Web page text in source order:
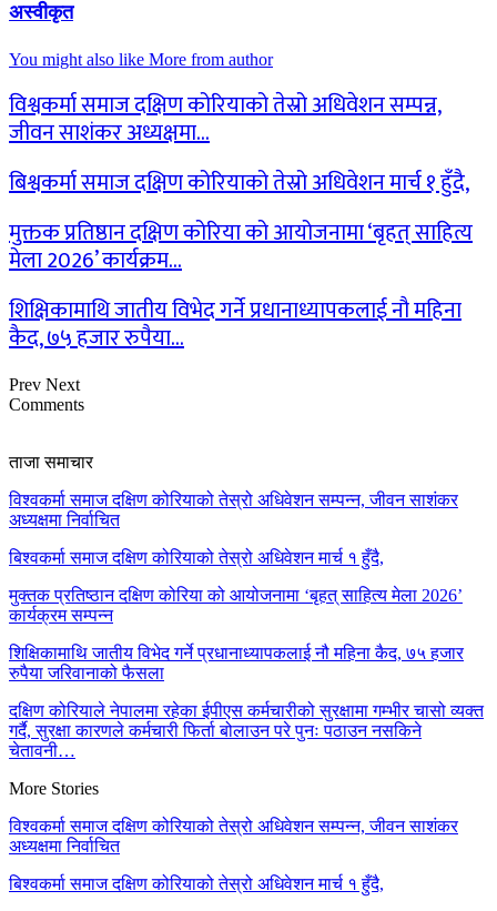
अस्वीकृत
You might also like More from author
विश्वकर्मा समाज दक्षिण कोरियाको तेस्रो अधिवेशन सम्पन्न,
जीवन साशंकर अध्यक्षमा…
बिश्वकर्मा समाज दक्षिण कोरियाको तेस्रो अधिवेशन मार्च १ हुँदै,
मुक्तक प्रतिष्ठान दक्षिण कोरिया को आयोजनामा ‘बृहत् साहित्य
मेला 2026’ कार्यक्रम…
शिक्षिकामाथि जातीय विभेद गर्ने प्रधानाध्यापकलाई नौ महिना
कैद, ७५ हजार रुपैया…
Prev Next
Comments
ताजा समाचार
विश्वकर्मा समाज दक्षिण कोरियाको तेस्रो अधिवेशन सम्पन्न, जीवन साशंकर
अध्यक्षमा निर्वाचित
बिश्वकर्मा समाज दक्षिण कोरियाको तेस्रो अधिवेशन मार्च १ हुँदै,
मुक्तक प्रतिष्ठान दक्षिण कोरिया को आयोजनामा ‘बृहत् साहित्य मेला 2026’
कार्यक्रम सम्पन्न
शिक्षिकामाथि जातीय विभेद गर्ने प्रधानाध्यापकलाई नौ महिना कैद, ७५ हजार
रुपैया जरिवानाको फैसला
दक्षिण कोरियाले नेपालमा रहेका ईपीएस कर्मचारीको सुरक्षामा गम्भीर चासो व्यक्त
गर्दै, सुरक्षा कारणले कर्मचारी फिर्ता बोलाउन परे पुनः पठाउन नसकिने
चेतावनी…
More Stories
विश्वकर्मा समाज दक्षिण कोरियाको तेस्रो अधिवेशन सम्पन्न, जीवन साशंकर
अध्यक्षमा निर्वाचित
बिश्वकर्मा समाज दक्षिण कोरियाको तेस्रो अधिवेशन मार्च १ हुँदै,